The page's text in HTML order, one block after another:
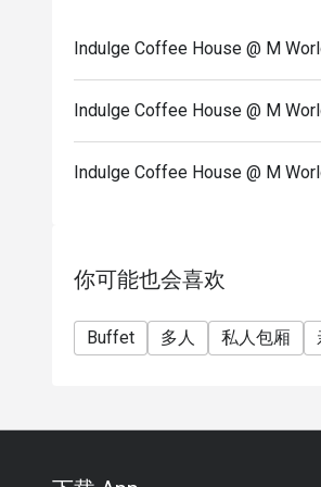
*not available on
Dinner
- 6:30pm – 10:30pm
Indulge Coffee House @ M
Indulge Coffee House @ M
Indulge Coffee House @ M
你可能也会喜欢
Buffet 多人 私人包厢